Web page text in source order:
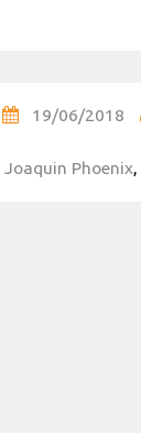
19/06/2018
Joaquin Phoenix,